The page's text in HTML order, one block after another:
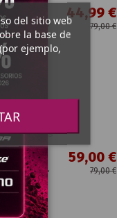
GILET
44,99 €
79,00 €
59,00 €
79,00 €
del sitio web
la base de
ejemplo,